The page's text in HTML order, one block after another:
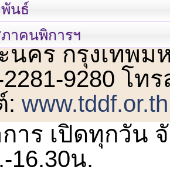
นธ์
าคนพิการฯ
ชั้น 2 ถนนวิ
นคร กรุงเทพม
9280 โท
:www.tddf.or.th
การ เปิดทุกวัน
16.30น.